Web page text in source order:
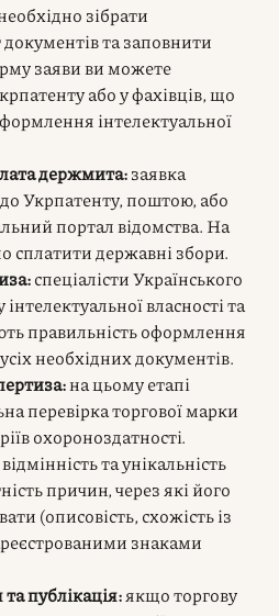
зібрати
та заповнити
заяви ви можете
або у фахівців, що
інтелектуальної
держмита:заявка
Укрпатенту, поштою, або
портал відомства. На
сплатити державні збори.
спеціалісти Українського
власності та
правильність оформлення
необхідних документів.
на цьому етапі
перевірка торгової марки
охороноздатності.
та унікальність
причин, через які його
(описовість, схожість із
знаками
публікація:якщо торгову